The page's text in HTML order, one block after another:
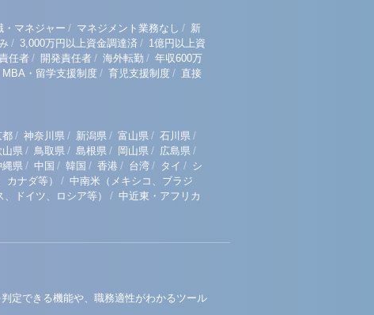
・マネジャー / マネジメント業務なし / 新
/ 3,000万円以上資金調達済 / 1億円以上資
任者 / 開発責任者 / 海外転勤 / 年収600万
MBA・留学支援制度 / 育児支援制度 / 直接
都 / 神奈川県 / 新潟県 / 富山県 / 石川県 /
山県 / 鳥取県 / 島根県 / 岡山県 / 広島県 /
縄県 / 中国 / 韓国 / 香港 / 台湾 / タイ / シ
カナダ等） / 中南米（メキシコ、ブラジ
ドイツ、ロシア等） / 中近東・アフリカ
定できる機能や、職務適性がわかるツール